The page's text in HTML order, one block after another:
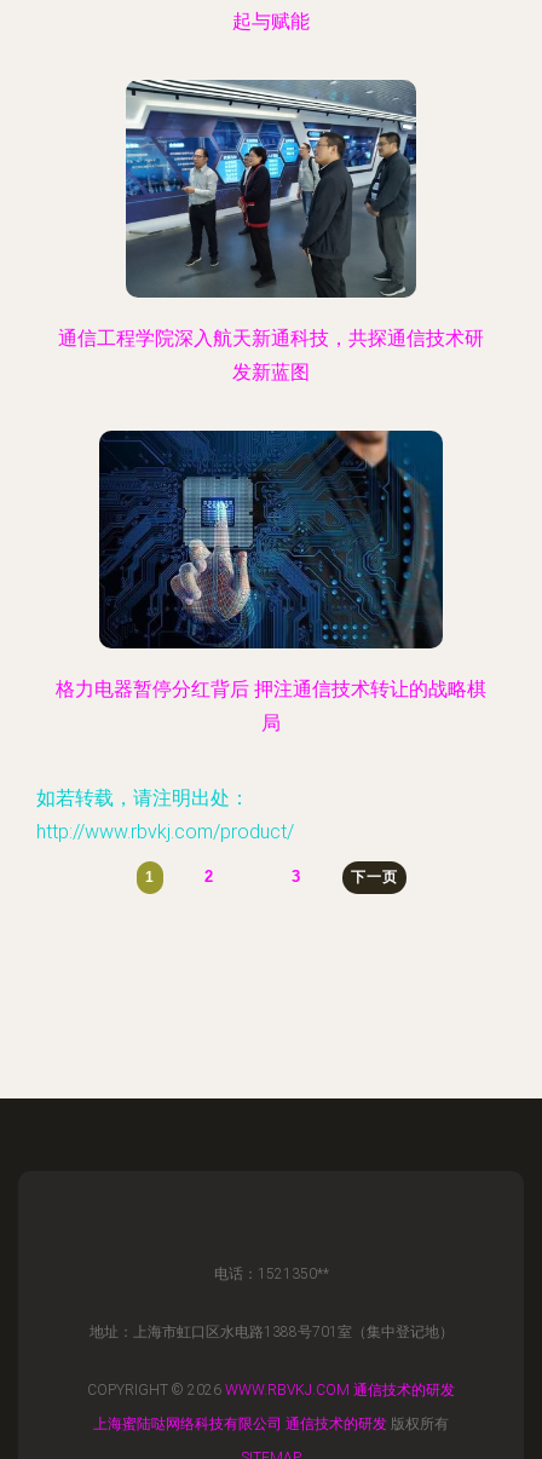
起与赋能
通信工程学院深入航天新通科技，共探通信技术研
发新蓝图
格力电器暂停分红背后 押注通信技术转让的战略棋
局
如若转载，请注明出处：
http://www.rbvkj.com/product/
1 2 3 下一页
电话：1521350**
地址：上海市虹口区水电路1388号701室（集中登记地）
COPYRIGHT © 2026 WWW.RBVKJ.COM 通信技术的研发
上海蜜陆哒网络科技有限公司 通信技术的研发 版权所有